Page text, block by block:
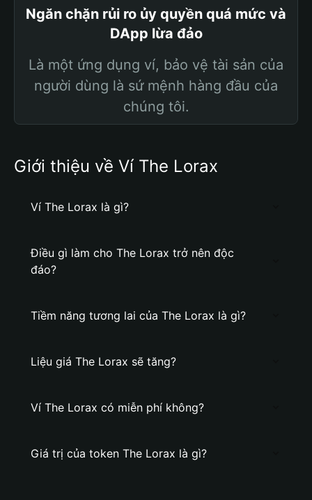
Ngăn chặn rủi ro ủy quyền quá mức và
DApp lừa đảo
Là một ứng dụng ví, bảo vệ tài sản của
người dùng là sứ mệnh hàng đầu của
chúng tôi.
Giới thiệu về Ví The Lorax
Ví The Lorax là gì?
Điều gì làm cho The Lorax trở nên độc
đáo?
Tiềm năng tương lai của The Lorax là gì?
Liệu giá The Lorax sẽ tăng?
Ví The Lorax có miễn phí không?
Giá trị của token The Lorax là gì?